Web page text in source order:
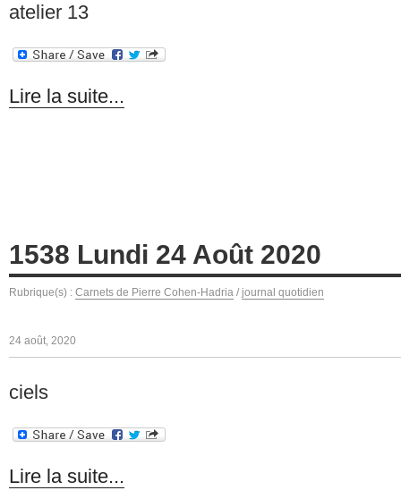
atelier 13
Lire la suite...
1538 Lundi 24 Août 2020
Rubrique(s) : Carnets de Pierre Cohen-Hadria / journal quotidien
24 août, 2020
ciels
Lire la suite...